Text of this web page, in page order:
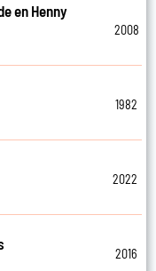
en Henny
2008
1982
2022
2016